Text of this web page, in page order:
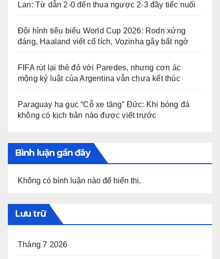
Lan: Từ dẫn 2-0 đến thua ngược 2-3 đầy tiếc nuối
Đội hình tiêu biểu World Cup 2026: Rodri xứng
đáng, Haaland viết cổ tích, Vozinha gây bất ngờ
FIFA rút lại thẻ đỏ với Paredes, nhưng cơn ác
mộng kỷ luật của Argentina vẫn chưa kết thúc
Paraguay hạ gục “Cỗ xe tăng” Đức: Khi bóng đá
không có kịch bản nào được viết trước
Bình luận gần đây
Không có bình luận nào để hiển thị.
Lưu trữ
Tháng 7 2026